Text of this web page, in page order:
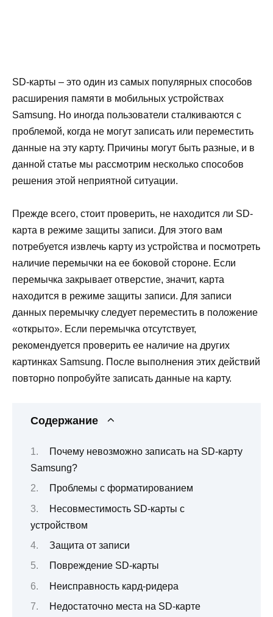
SD-карты – это один из самых популярных способов
расширения памяти в мобильных устройствах
Samsung. Но иногда пользователи сталкиваются с
проблемой, когда не могут записать или переместить
данные на эту карту. Причины могут быть разные, и в
данной статье мы рассмотрим несколько способов
решения этой неприятной ситуации.
Прежде всего, стоит проверить, не находится ли SD-
карта в режиме защиты записи. Для этого вам
потребуется извлечь карту из устройства и посмотреть
наличие перемычки на ее боковой стороне. Если
перемычка закрывает отверстие, значит, карта
находится в режиме защиты записи. Для записи
данных перемычку следует переместить в положение
«открыто». Если перемычка отсутствует,
рекомендуется проверить ее наличие на других
картинках Samsung. После выполнения этих действий
повторно попробуйте записать данные на карту.
Содержание
Почему невозможно записать на SD-карту
Samsung?
Проблемы с форматированием
Несовместимость SD-карты с
устройством
Защита от записи
Повреждение SD-карты
Неисправность кард-ридера
Недостаточно места на SD-карте